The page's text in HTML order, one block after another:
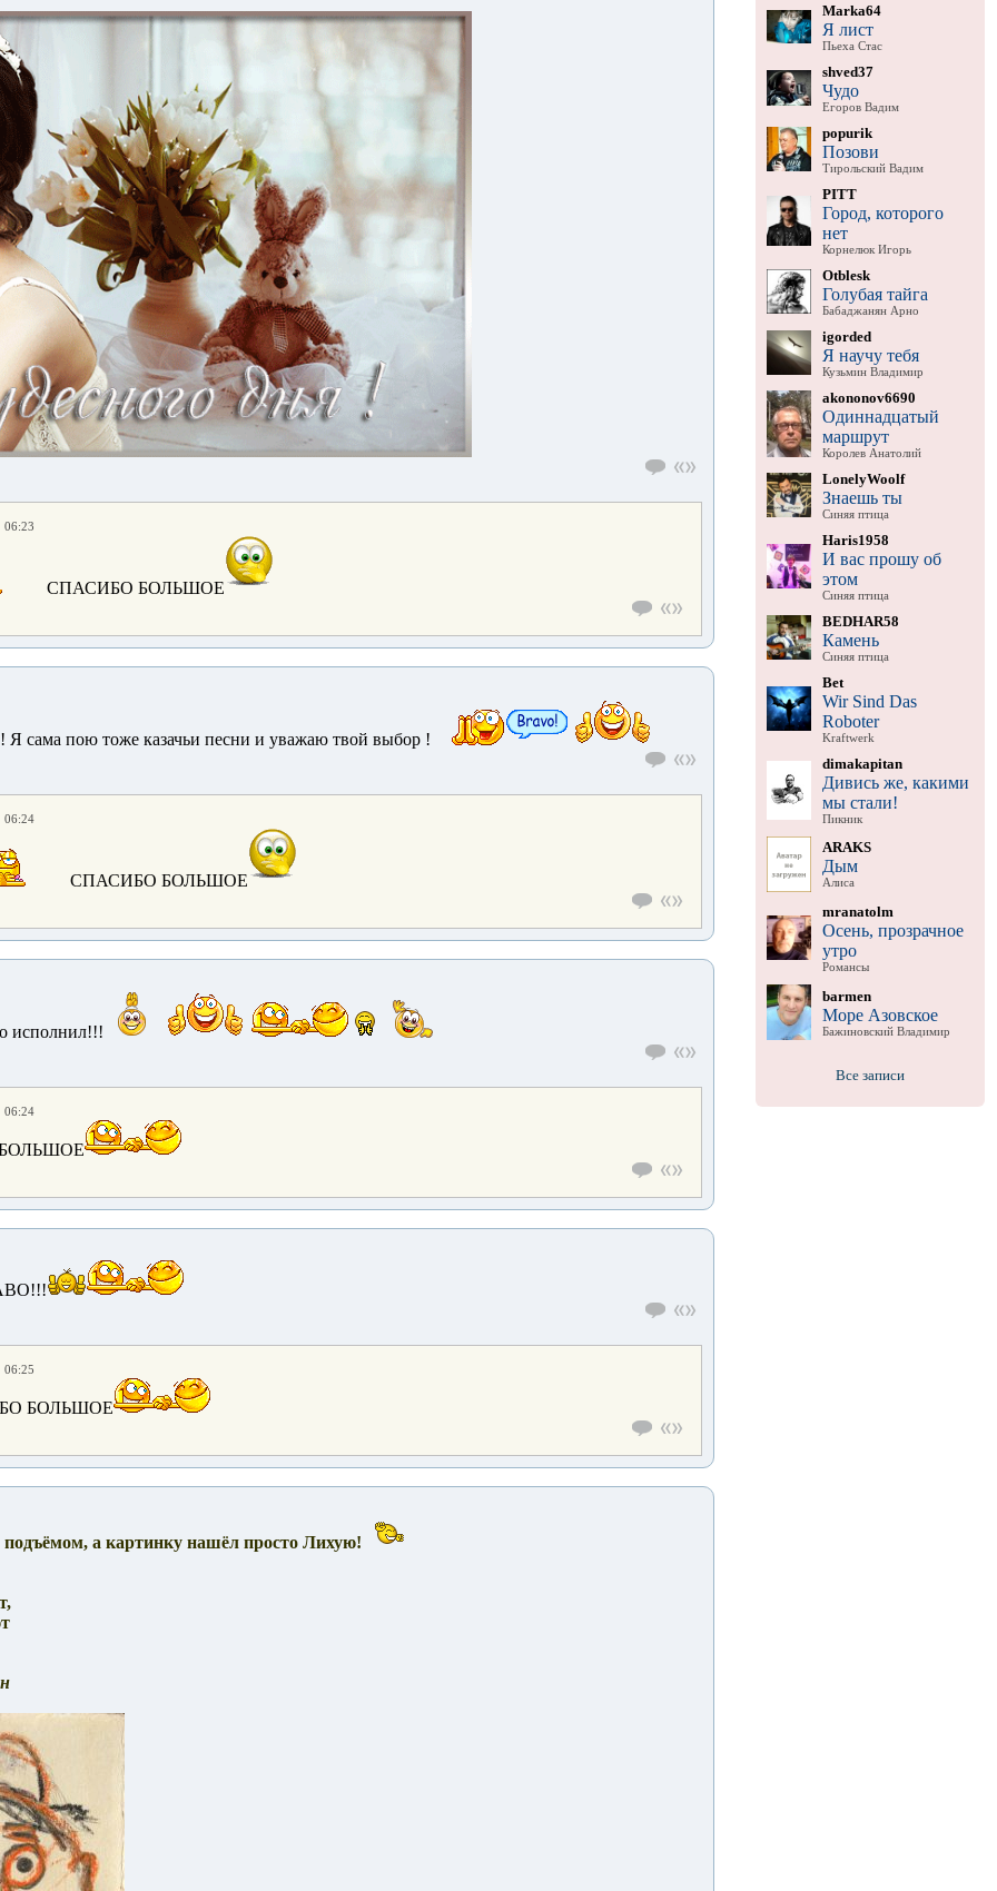
06:23
СПАСИБО БОЛЬШОЕ
сама пою тоже казачьи песни и уважаю твой выбор !
06:24
СПАСИБО БОЛЬШОЕ
исполнил!!!
06:24
06:25
БОЛЬШОЕ
а картинку нашёл просто Лихую!
Marka64
Я лист
Пьеха Стас
shved37
Чудо
Егоров Вадим
popurik
Позови
Тирольский Вадим
PITT
Город, которого
нет
Корнелюк Игорь
Otblesk
Голубая тайга
Бабаджанян Арно
igorded
Я научу тебя
Кузьмин Владимир
akononov6690
Одиннадцатый
маршрут
Королев Анатолий
LonelyWoolf
Знаешь ты
Синяя птица
Haris1958
И вас прошу об
этом
Синяя птица
BEDHAR58
Камень
Синяя птица
Bet
Wir Sind Das
Roboter
Kraftwerk
dimakapitan
Дивись же, какими
мы стали!
Пикник
ARAKS
Дым
Алиса
mranatolm
Осень, прозрачное
утро
Романсы
barmen
Море Азовское
Бажиновский Владимир
Все записи